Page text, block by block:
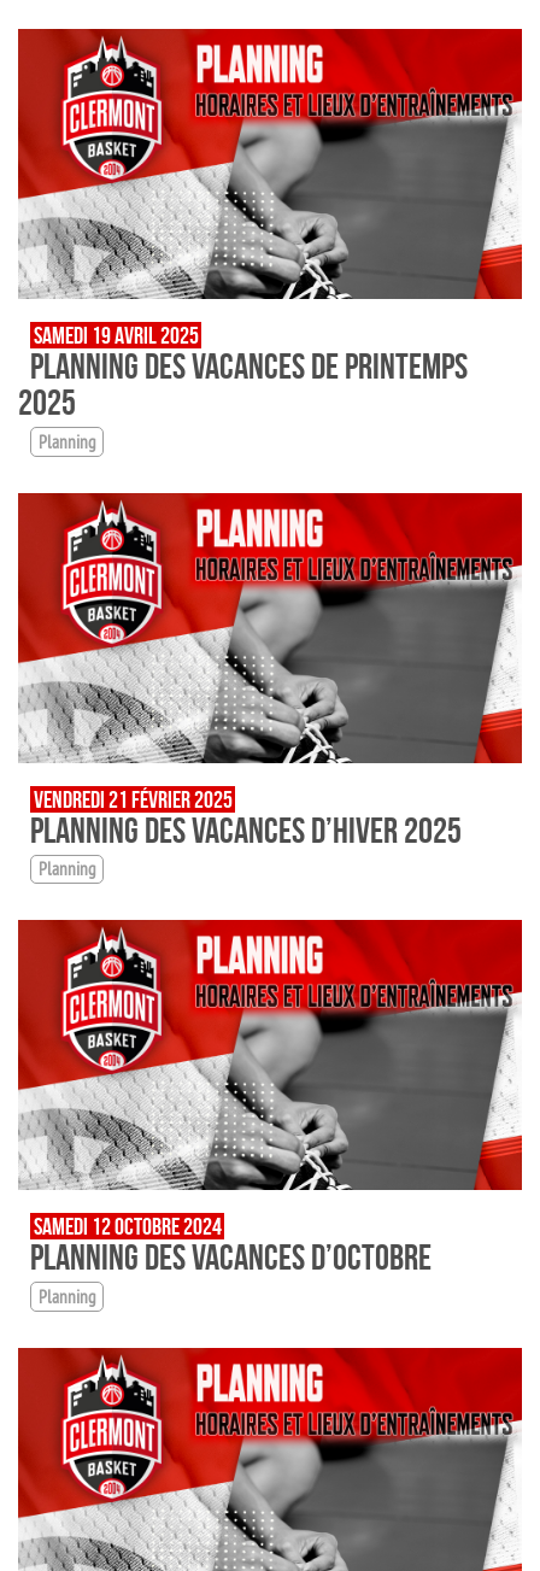
SAMEDI 19 AVRIL 2025
PLANNING DES VACANCES DE PRINTEMPS
2025
Planning
VENDREDI 21 FÉVRIER 2025
PLANNING DES VACANCES D’HIVER 2025
Planning
SAMEDI 12 OCTOBRE 2024
PLANNING DES VACANCES D’OCTOBRE
Planning